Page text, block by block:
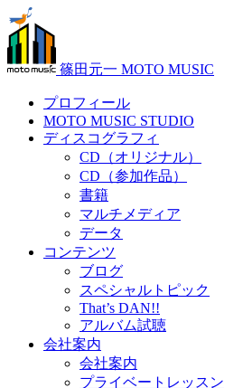
篠田元一 MOTO MUSIC
プロフィール
MOTO MUSIC STUDIO
ディスコグラフィ
CD（オリジナル）
CD（参加作品）
書籍
マルチメディア
データ
コンテンツ
ブログ
スペシャルトピック
That’s DAN!!
アルバム試聴
会社案内
会社案内
プライベートレッスン